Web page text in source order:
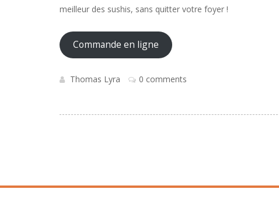
meilleur des sushis, sans quitter votre foyer !
Commande en ligne
Thomas Lyra 0 comments